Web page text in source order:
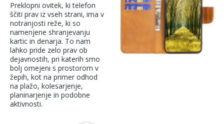
Preklopni ovitek, ki telefon
ščiti prav iz vseh strani, ima v
notranjosti reže, ki so
namenjene shranjevanju
kartic in denarja. To nam
lahko pride zelo prav ob
dejavnostih, pri katerih smo
bolj omejeni s prostorom v
žepih, kot na primer odhod
na plažo, kolesarjenje,
planinarjenje in podobne
aktivnosti.